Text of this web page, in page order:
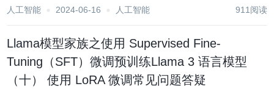
人工智能 2024-06-16 人工智能 911阅读
Llama模型家族之使用 Supervised Fine-
Tuning（SFT）微调预训练Llama 3 语言模型
（十） 使用 LoRA 微调常见问题答疑